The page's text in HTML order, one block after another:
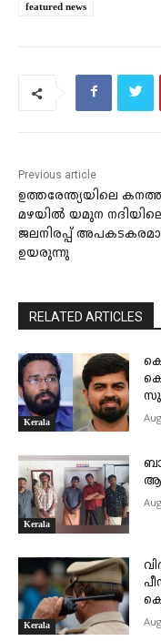
featured news
Previous article
ഉത്തരേന്ത്യയിലെ
മഴയിൽ യമുന
ജലനിരപ്പ്
ഉയരുന്നു
RELATED ARTICLES
Kerala
Kerala
Kerala